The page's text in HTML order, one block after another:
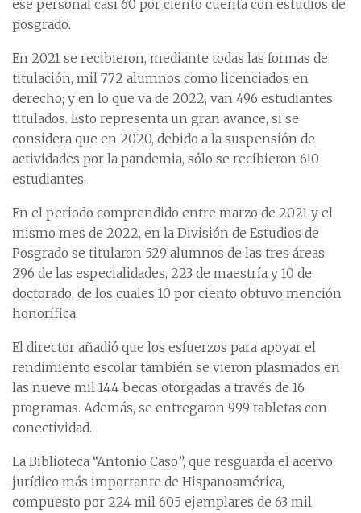
ese personal casi 60 por ciento cuenta con estudios de
posgrado.
En 2021 se recibieron, mediante todas las formas de
titulación, mil 772 alumnos como licenciados en
derecho; y en lo que va de 2022, van 496 estudiantes
titulados. Esto representa un gran avance, si se
considera que en 2020, debido a la suspensión de
actividades por la pandemia, sólo se recibieron 610
estudiantes.
En el periodo comprendido entre marzo de 2021 y el
mismo mes de 2022, en la División de Estudios de
Posgrado se titularon 529 alumnos de las tres áreas:
296 de las especialidades, 223 de maestría y 10 de
doctorado, de los cuales 10 por ciento obtuvo mención
honorífica.
El director añadió que los esfuerzos para apoyar el
rendimiento escolar también se vieron plasmados en
las nueve mil 144 becas otorgadas a través de 16
programas. Además, se entregaron 999 tabletas con
conectividad.
La Biblioteca “Antonio Caso”, que resguarda el acervo
jurídico más importante de Hispanoamérica,
compuesto por 224 mil 605 ejemplares de 63 mil